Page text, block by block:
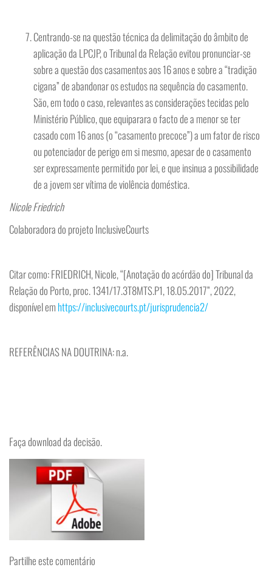
Centrando-se na questão técnica da delimitação do âmbito de
aplicação da LPCJP, o Tribunal da Relação evitou pronunciar-se
sobre a questão dos casamentos aos 16 anos e sobre a “tradição
cigana” de abandonar os estudos na sequência do casamento.
São, em todo o caso, relevantes as considerações tecidas pelo
Ministério Público, que equiparara o facto de a menor se ter
casado com 16 anos (o “casamento precoce”) a um fator de risco
ou potenciador de perigo em si mesmo, apesar de o casamento
ser expressamente permitido por lei, e que insinua a possibilidade
de a jovem ser vítima de violência doméstica.
Nicole Friedrich
Colaboradora do projeto InclusiveCourts
Citar como: FRIEDRICH, Nicole, “[Anotação do acórdão do] Tribunal da
Relação do Porto, proc. 1341/17.3T8MTS.P1, 18.05.2017”, 2022,
disponível em https://inclusivecourts.pt/jurisprudencia2/
REFERÊNCIAS NA DOUTRINA: n.a.
Faça download da decisão.
Partilhe este comentário